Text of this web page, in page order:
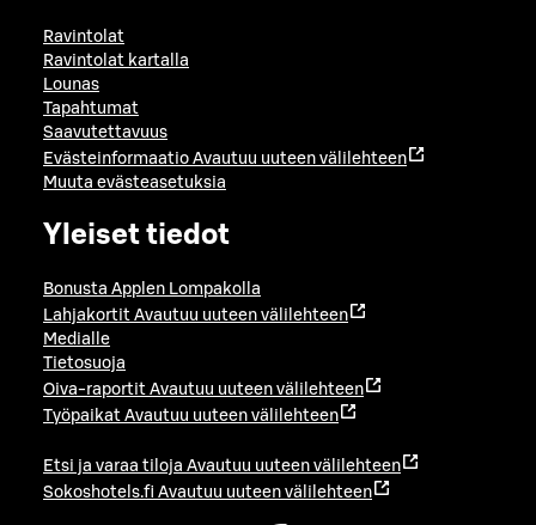
Ravintolat
Ravintolat kartalla
Lounas
Tapahtumat
Saavutettavuus
Evästeinformaatio Avautuu uuteen välilehteen
Muuta evästeasetuksia
Yleiset tiedot
Bonusta Applen Lompakolla
Lahjakortit Avautuu uuteen välilehteen
Medialle
Tietosuoja
Oiva-raportit Avautuu uuteen välilehteen
Työpaikat Avautuu uuteen välilehteen
Etsi ja varaa tiloja Avautuu uuteen välilehteen
Sokoshotels.fi Avautuu uuteen välilehteen